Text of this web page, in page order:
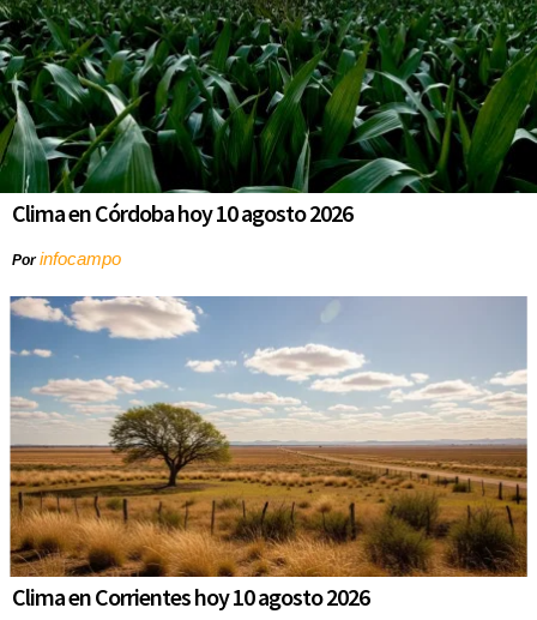
Clima en Córdoba hoy 10 agosto 2026
Porinfocampo
Clima en Corrientes hoy 10 agosto 2026